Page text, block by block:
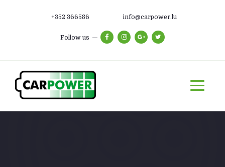
+352 366586 info@carpower.lu
Follow us